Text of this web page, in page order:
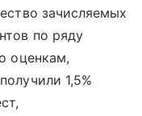
зачисляемых
по ряду
оценкам,
1,5%